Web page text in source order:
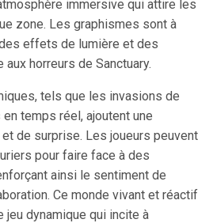
immersive qui attire les
zone. Les graphismes sont à
effets de lumière et des
horreurs de Sanctuary.
tels que les invasions de
temps réel, ajoutent une
de surprise. Les joueurs peuvent
pour faire face à des
ainsi le sentiment de
Ce monde vivant et réactif
dynamique qui incite à